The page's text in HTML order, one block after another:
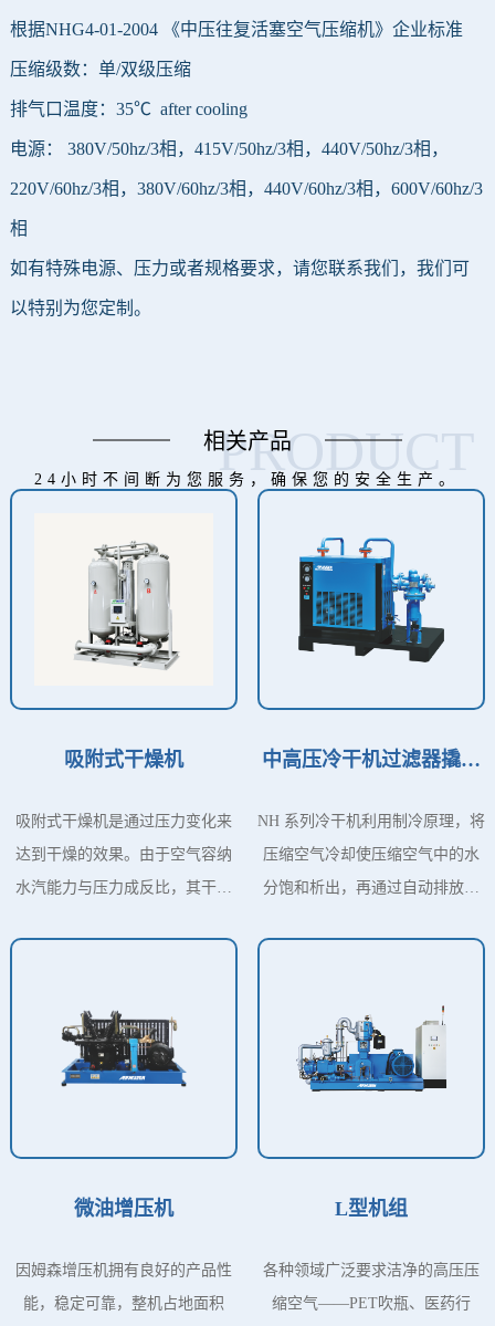
根据NHG4-01-2004 《中压往复活塞空气压缩机》企业标准
压缩级数：单/双级压缩
排气口温度：35℃ after cooling
电源： 380V/50hz/3相，415V/50hz/3相，440V/50hz/3相，
220V/60hz/3相，380V/60hz/3相，440V/60hz/3相，600V/60hz/3
相
如有特殊电源、压力或者规格要求，请您联系我们，我们可
以特别为您定制。
相关产品
24小时不间断为您服务，确保您的安全生产。
PRODUCT
吸附式干燥机
吸附式干燥机是通过压力变化来
达到干燥的效果。由于空气容纳
水汽能力与压力成反比，其干燥
中高压冷干机过滤器撬装
NH 系列冷干机利用制冷原理，将
压缩空气冷却使压缩空气中的水
分饱和析出，再通过自动排放装
微油增压机
因姆森增压机拥有良好的产品性
能，稳定可靠，整机占地面积
L型机组
各种领域广泛要求洁净的高压压
缩空气——PET吹瓶、医药行